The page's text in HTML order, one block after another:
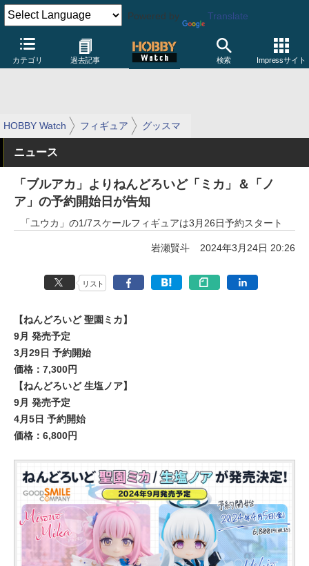
Powered by Translate
カテゴリ 過去記事 検索 Impressサイト
HOBBY Watch フィギュア グッスマ
ニュース
「ブルアカ」よりねんどろいど「ミカ」＆「ノ
ア」の予約開始日が告知
「ユウカ」の1/7スケールフィギュアは3月26日予約スタート
岩瀬賢斗 2024年3月24日 20:26
リスト
【ねんどろいど 聖園ミカ】
9月 発売予定
3月29日 予約開始
価格：7,300円
【ねんどろいど 生塩ノア】
9月 発売予定
4月5日 予約開始
価格：6,800円